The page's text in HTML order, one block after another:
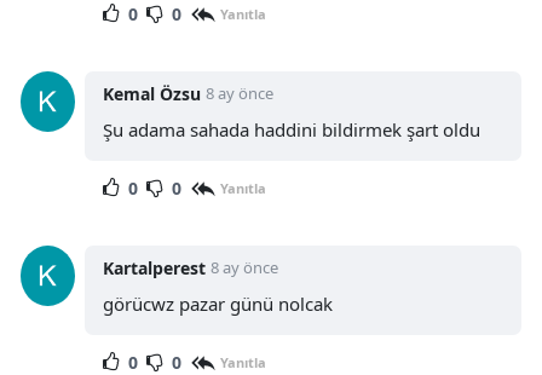
0 0 Yanıtla
Kemal Özsu 8 ay önce
Şu adama sahada haddini bildirmek şart oldu
0 0 Yanıtla
Kartalperest 8 ay önce
görücwz pazar günü nolcak
0 0 Yanıtla